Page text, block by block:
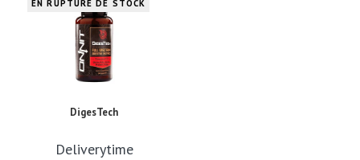
EN RUPTURE DE STOCK
DigesTech
Deliverytime